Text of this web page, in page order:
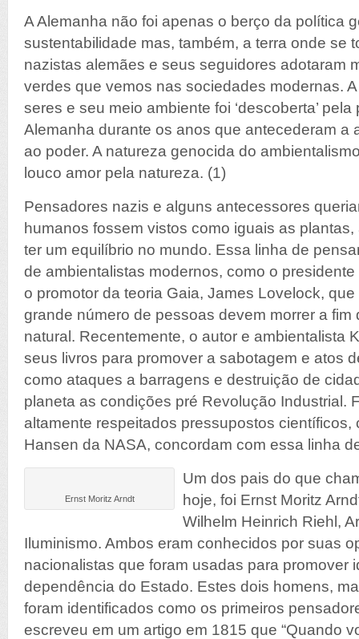
A Alemanha não foi apenas o berço da política
sustentabilidade mas, também, a terra onde se
nazistas alemães e seus seguidores adotaram
verdes que vemos nas sociedades modernas.
seres e seu meio ambiente foi ‘descoberta’
Alemanha durante os anos que antecederam a
ao poder. A natureza genocida do
louco amor pela natureza. (1)
Pensadores nazis e alguns antecessores
humanos fossem vistos como iguais as
ter um equilíbrio no mundo. Essa linha de
de ambientalistas modernos, como o
o promotor da teoria Gaia, James Lovelock,
grande número de pessoas devem morrer a fim
natural. Recentemente, o autor e ambientalista
seus livros para promover a sabotagem e atos
como ataques a barragens e destruição de
planeta as condições pré Revolução Industrial.
altamente respeitados pressupostos científicos,
Hansen da NASA, concordam com essa linha
Ernst Moritz Arndt
Um dos pais do que
hoje, foi Ernst Moritz
Wilhelm Heinrich Riehl,
Iluminismo. Ambos eram conhecidos por suas
nacionalistas que foram usadas para promover
dependência do Estado. Estes dois homens,
foram identificados como os primeiros
escreveu em um artigo em 1815 que “Quando